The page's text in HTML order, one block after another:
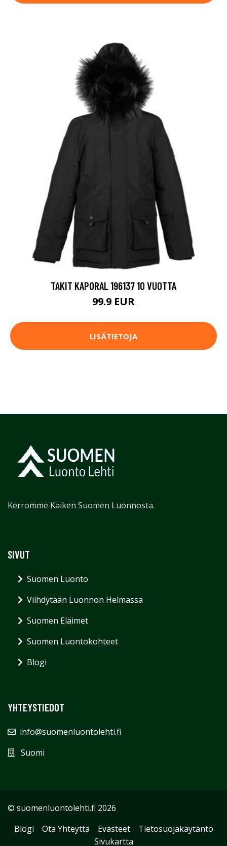
TAKIT KAPORAL 196137 10 VUOTTA
99.9 EUR
LISÄTIETOJA
Kerromme Kaiken Suomen Luonnosta.
SIVUT
Suomen Luonto
Viihdytään Luonnon Helmassa
Suomen Eläimet
Suomen Luontokohteet
Blogi
YHTEYSTIEDOT
info@suomenluontolehti.fi
Suomi
© suomenluontolehti.fi 2026
Blogi
Ota Yhteyttä Evästeet
Tietosuojakäytäntö
Sivukartta